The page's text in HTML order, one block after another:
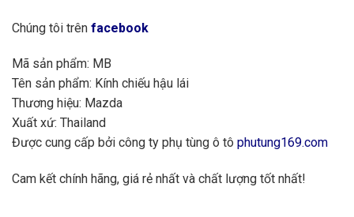
Chúng tôi trên facebook
Mã sản phẩm: MB
Tên sản phẩm: Kính chiếu hậu lái
Thương hiệu: Mazda
Xuất xứ: Thailand
Được cung cấp bởi công ty phụ tùng ô tô phutung169.com
Cam kết chính hãng, giá rẻ nhất và chất lượng tốt nhất!